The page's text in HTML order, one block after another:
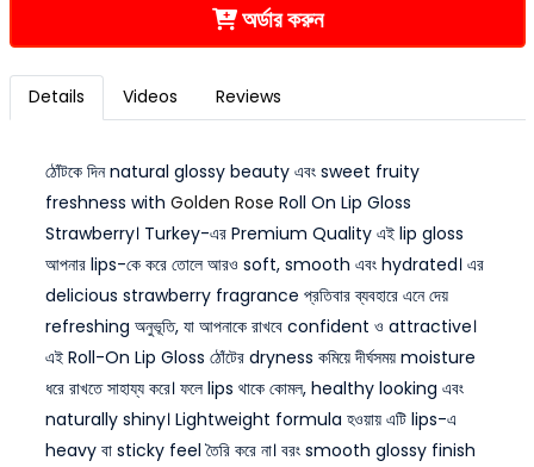
অর্ডার করুন
Details Videos Reviews
ঠোঁটকে দিন natural glossy beauty এবং sweet fruity
freshness with Golden Rose Roll On Lip Gloss
Strawberry। Turkey-এর Premium Quality এই lip gloss
আপনার lips-কে করে তোলে আরও soft, smooth এবং hydrated। এর
delicious strawberry fragrance প্রতিবার ব্যবহারে এনে দেয়
refreshing অনুভূতি, যা আপনাকে রাখবে confident ও attractive।
এই Roll-On Lip Gloss ঠোঁটের dryness কমিয়ে দীর্ঘসময় moisture
ধরে রাখতে সাহায্য করে। ফলে lips থাকে কোমল, healthy looking এবং
naturally shiny। Lightweight formula হওয়ায় এটি lips-এ
heavy বা sticky feel তৈরি করে না। বরং smooth glossy finish